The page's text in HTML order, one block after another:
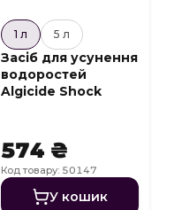
1 л 5 л
Засіб для усунення
водоростей
Algicide Shock
574 ₴
Код товару: 50147
У кошик